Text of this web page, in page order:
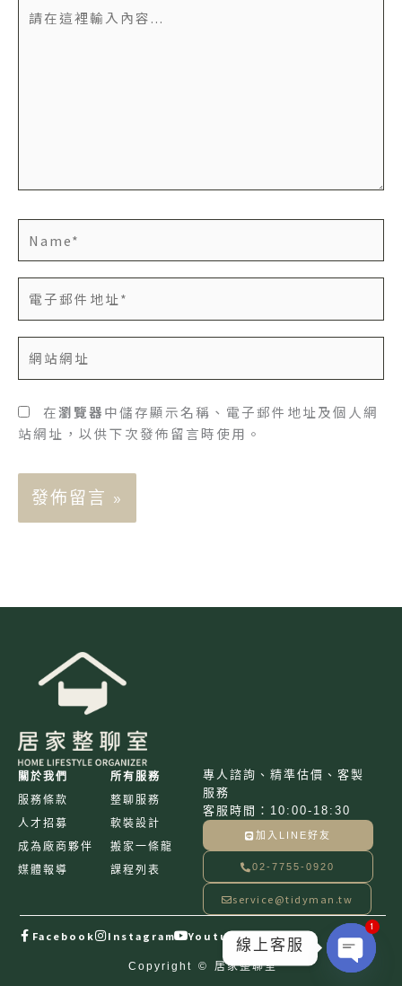
在
子
件
*
站
址
在瀏覽器中儲存顯示名稱、電子郵件地址及個人網
站網址，以供下次發佈留言時使用。
關於我們
服務條款
人才招募
成為廠商夥伴
媒體報導
所有服務
整聊服務
軟裝設計
搬家一條龍
課程列表
專人諮詢、精準估價、客製
服務
客服時間：10:00-18:30
加入LINE好友
02-7755-0920
service@tidyman.tw
Facebook Instagram Youtube
Copyright © 居家整聊室
線上客服
1